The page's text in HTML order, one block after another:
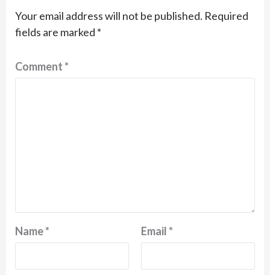
Your email address will not be published. Required
fields are marked *
Comment*
Name* Email*